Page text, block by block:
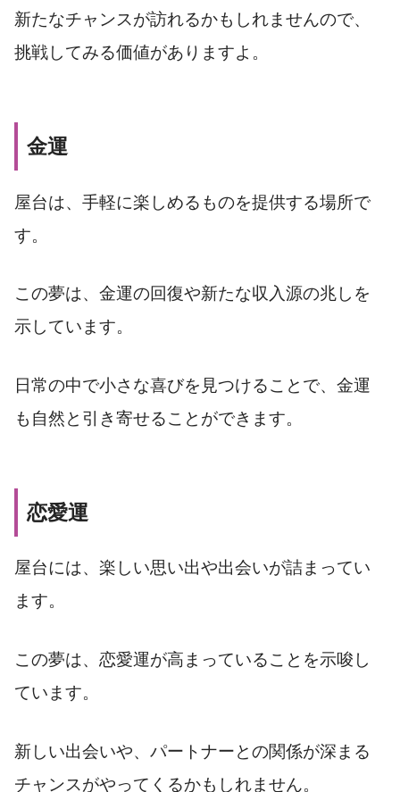
新たなチャンスが訪れるかもしれませんので、
挑戦してみる価値がありますよ。
金運
屋台は、手軽に楽しめるものを提供する場所で
す。
この夢は、金運の回復や新たな収入源の兆しを
示しています。
日常の中で小さな喜びを見つけることで、金運
も自然と引き寄せることができます。
恋愛運
屋台には、楽しい思い出や出会いが詰まってい
ます。
この夢は、恋愛運が高まっていることを示唆し
ています。
新しい出会いや、パートナーとの関係が深まる
チャンスがやってくるかもしれません。